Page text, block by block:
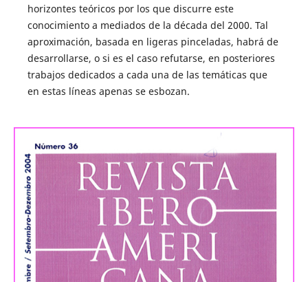
horizontes teóricos por los que discurre este
conocimiento a mediados de la década del 2000. Tal
aproximación, basada en ligeras pinceladas, habrá de
desarrollarse, o si es el caso refutarse, en posteriores
trabajos dedicados a cada una de las temáticas que
en estas líneas apenas se esbozan.